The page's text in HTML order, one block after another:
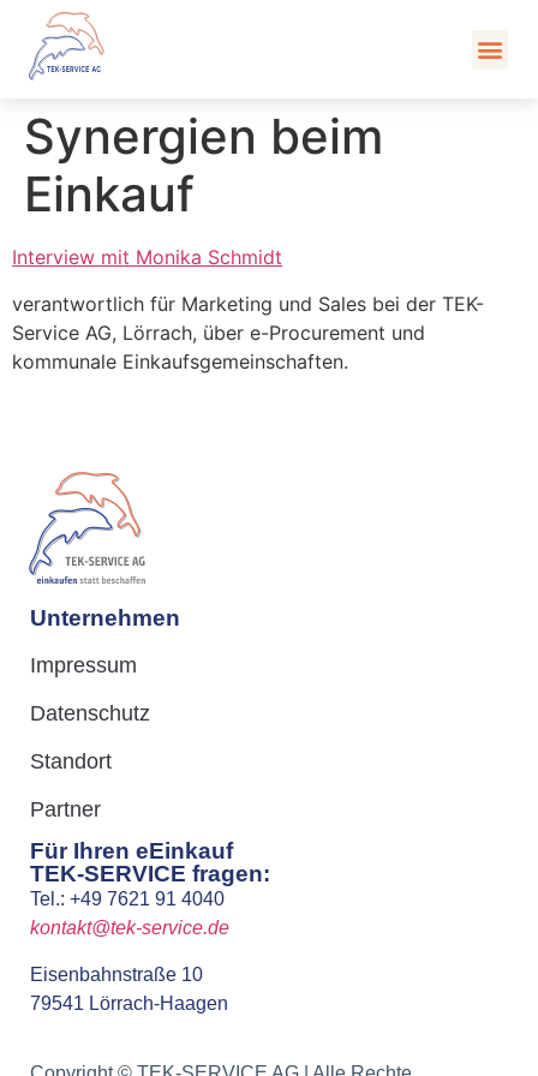
Synergien beim
Einkauf
Interview mit Monika Schmidt
verantwortlich für Marketing und Sales bei der TEK-
Service AG, Lörrach, über e-Procurement und
kommunale Einkaufsgemeinschaften.
Unternehmen
Impressum
Datenschutz
Standort
Partner
Für Ihren eEinkauf
TEK-SERVICE fragen:
Tel.: +49 7621 91 4040
kontakt@tek-service.de
Eisenbahnstraße 10
79541 Lörrach-Haagen